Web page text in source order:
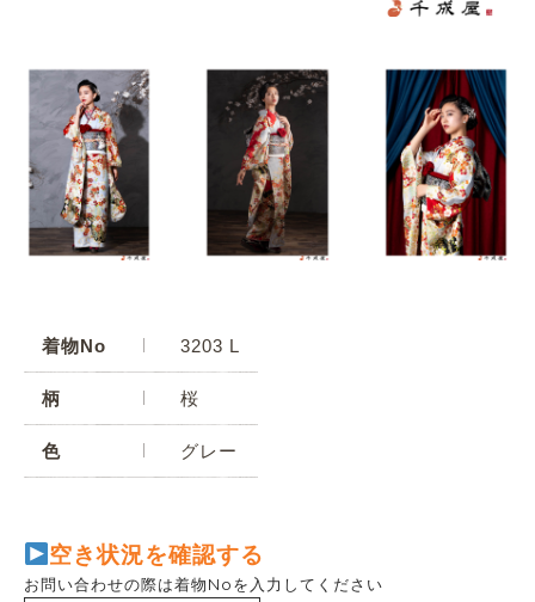
着物No 3203 L
柄 桜
色 グレー
空き状況を確認する
お問い合わせの際は着物Noを入力してください